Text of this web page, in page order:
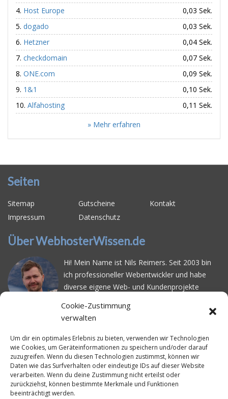
Cookie-Zustimmung
verwalten
Um dir ein optimales Erlebnis zu bieten, verwenden wir Technologien
wie Cookies, um Geräteinformationen zu speichern und/oder darauf
zuzugreifen. Wenn du diesen Technologien zustimmst, können wir
Daten wie das Surfverhalten oder eindeutige IDs auf dieser Website
verarbeiten. Wenn du deine Zustimmung nicht erteilst oder
zurückziehst, können bestimmte Merkmale und Funktionen
beeinträchtigt werden.
Host Europe
0,03 Sek.
dogado
0,03 Sek.
Hetzner
0,04 Sek.
checkdomain
0,07 Sek.
ONE.com
0,09 Sek.
1&1
0,10 Sek.
Alfahosting
0,11 Sek.
» Mehr erfahren
Seiten
Sitemap Gutscheine
Kontakt
Impressum
Datenschutz
Über WebhosterWissen.de
Hi! Mein Name ist Nils Reimers. Seit 2003 bin
ich professioneller Webentwickler und habe
diverse eigene Web- und Kundenprojekte
schwierig ist gutes Webhosting zu finden: Bei
vielen Anbietern ärgert man sich über
Serverausfälleoder überlangsame
Ladezeiten. Deswegen habe ich im Mai 2016
angefangen, die bekanntesten Webhoster
systematisch zu testen und deren
Erreichbarkeit und Ladezeit für eine typische
Website basierend auf dem beliebten CMS-